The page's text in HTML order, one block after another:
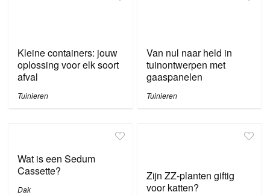
Kleine containers: jouw
oplossing voor elk soort
afval
Tuinieren
Van nul naar held in
tuinontwerpen met
gaaspanelen
Tuinieren
Wat is een Sedum
Cassette?
Dak
Zijn ZZ-planten giftig
voor katten?